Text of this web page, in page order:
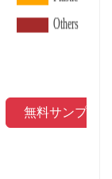
無料サンプル